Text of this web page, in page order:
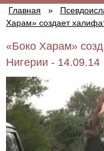
Главная »
Харам» создает
«Боко Харам»
Нигерии - 14.09.14